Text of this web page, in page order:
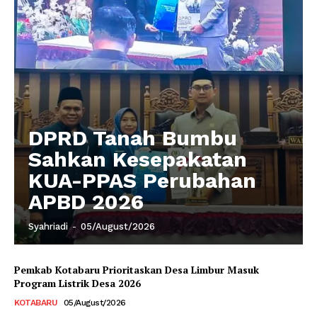
DPRD Tanah Bumbu
Sahkan Kesepakatan
KUA-PPAS Perubahan
APBD 2026
Syahriadi - 05/August/2026
Pemkab Kotabaru Prioritaskan Desa Limbur Masuk
Program Listrik Desa 2026
KOTABARU 05/August/2026